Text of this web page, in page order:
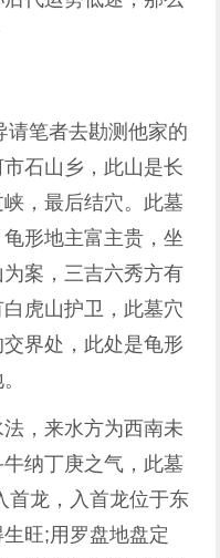
请笔者去勘测他家的
石山乡，此山是长
，最后结穴。此墓
形地主富主贵，坐
案，三吉六秀方有
虎山护卫，此墓穴
界处，此处是龟形
，来水方为西南未
纳丁庚之气，此墓
首龙，入首龙位于东
旺;用罗盘地盘定